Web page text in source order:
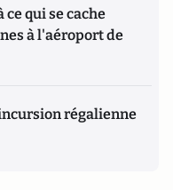
ce qui se cache
à l'aéroport de
régalienne